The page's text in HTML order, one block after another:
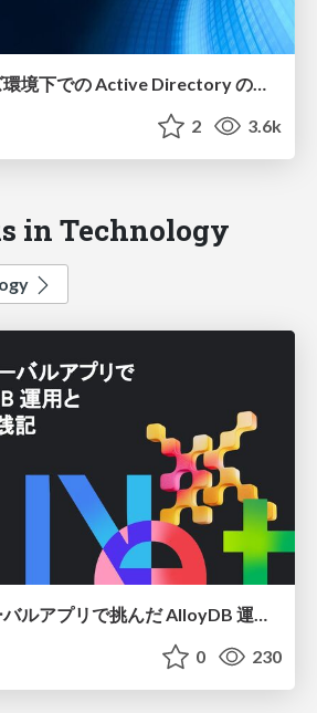
エンタープライズ環境下での Active Directory の運用 TIPS
2 3.6k
in Technology
0 230